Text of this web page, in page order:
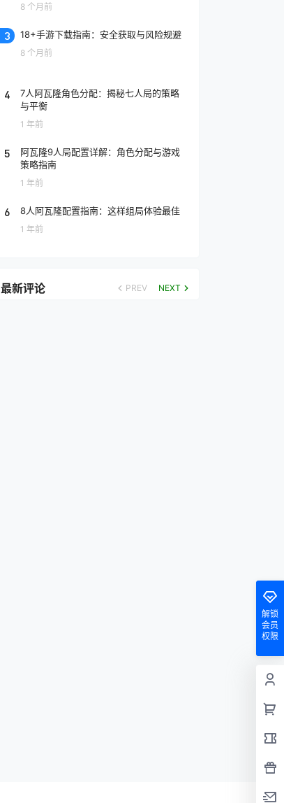
8 个月前
3 18+手游下载指南：安全获取与风险规避
8 个月前
4
7人阿瓦隆角色分配：揭秘七人局的策略
与平衡
1 年前
5
阿瓦隆9人局配置详解：角色分配与游戏
策略指南
1 年前
6 8人阿瓦隆配置指南：这样组局体验最佳
1 年前
最新评论 PREV NEXT
解锁
会员
权限